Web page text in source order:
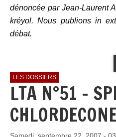
dénoncée par Jean-Laurent
kréyol. Nous publions in
débat.
LES DOSSIERS
LTA N°51 -